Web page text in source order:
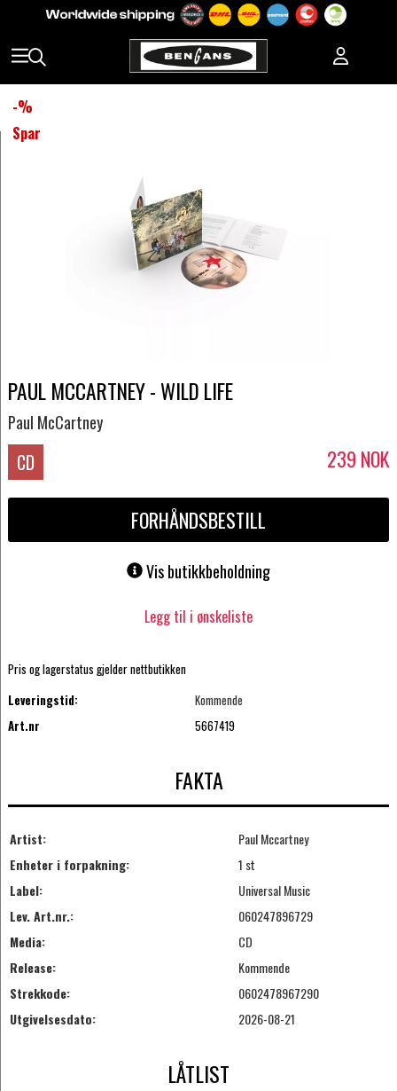
-%
Spar
PAUL MCCARTNEY - WILD LIFE
Paul McCartney
CD 239 NOK
FORHÅNDSBESTILL
Vis butikkbeholdning
Legg til i ønskeliste
Pris og lagerstatus gjelder nettbutikken
Leveringstid:
Kommende
Art.nr
5667419
FAKTA
Artist:
Paul Mccartney
Enheter i forpakning:
1 st
Label:
Universal Music
Lev. Art.nr.:
060247896729
Media:
CD
Release:
Kommende
Strekkode:
0602478967290
Utgivelsesdato:
2026-08-21
LÅTLIST